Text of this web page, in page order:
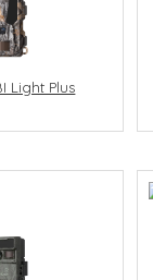
Light Plus